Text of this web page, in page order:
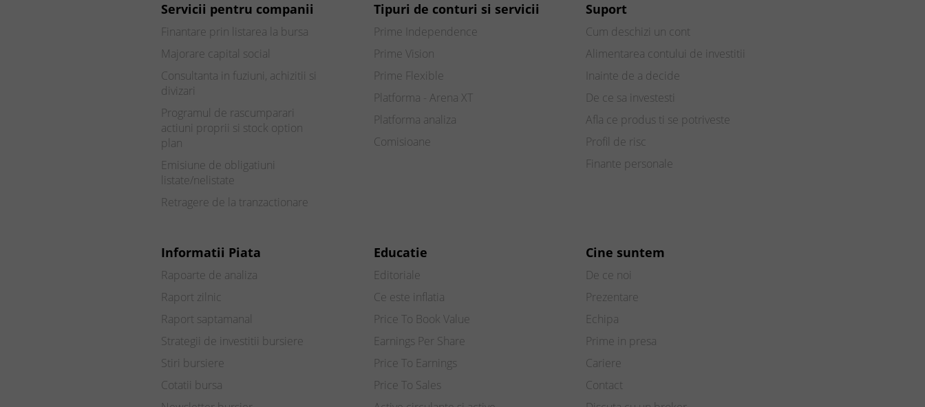
Servicii pentru companii
Finantare prin listarea la bursa
Majorare capital social
Consultanta in fuziuni, achizitii si
divizari
Programul de rascumparari
actiuni proprii si stock option
plan
Emisiune de obligatiuni
listate/nelistate
Retragere de la tranzactionare
Tipuri de conturi si servicii
Prime Independence
Prime Vision
Prime Flexible
Platforma - Arena XT
Platforma analiza
Comisioane
Suport
Cum deschizi un cont
Alimentarea contului de investitii
Inainte de a decide
De ce sa investesti
Afla ce produs ti se potriveste
Profil de risc
Finante personale
Informatii Piata
Rapoarte de analiza
Raport zilnic
Raport saptamanal
Strategii de investitii bursiere
Stiri bursiere
Cotatii bursa
Educatie
Editoriale
Ce este inflatia
Price To Book Value
Earnings Per Share
Price To Earnings
Price To Sales
Cine suntem
De ce noi
Prezentare
Echipa
Prime in presa
Cariere
Contact